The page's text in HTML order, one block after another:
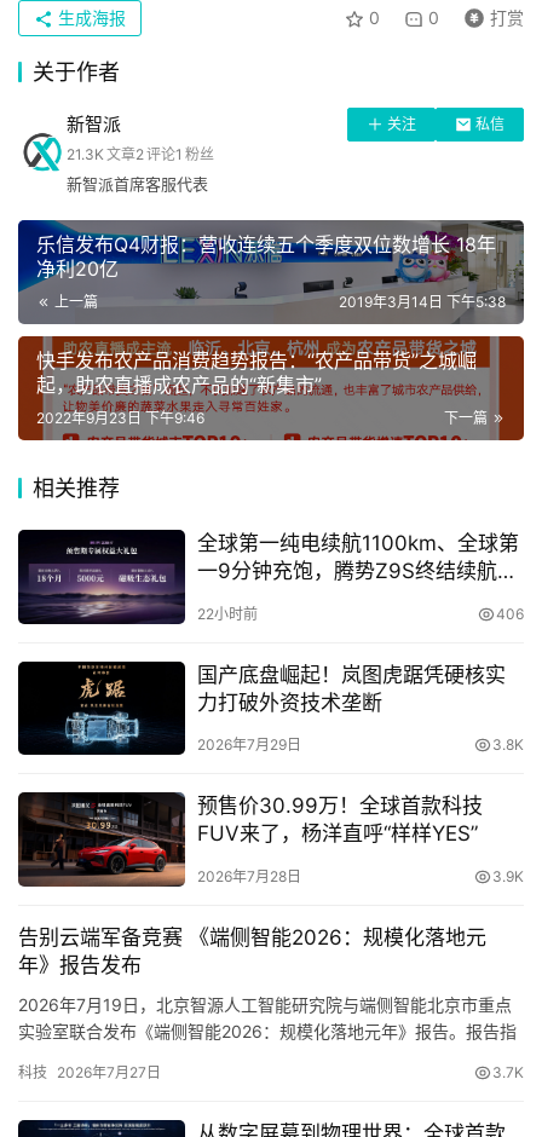
科
机
电
数
汽
车
专
专
题
登录
除此之外，快手还联合惠普以达人的成长故事构建品牌
TVC，通过达人敢于创新、秀出自我、创意无限、突破边界
等背景，对品牌精神进行拆解，为品牌注入更多精神内涵，
让品牌和用户进行精神与情感上的碰撞，形成更深层次的品
牌营销传播。
乐器唱腔与现代科技结合，让彝族民歌非遗文化绽放新魅
小潮作为会做美食的剪辑高手、会唱RAP的画画高手，则是
和惠普星14 Pro同为多线程任务处理专家、“突破边界的全
能高手”。目前，达人视频和品牌TVC在快手站内的总播放
量已突破千万次。
#出手即高手 话题挑战赛，吸引更多普通用户参与活动，通
圈。最终，#出手即高手 话题作品量高达1.5万，播放量突
0 0 打赏
生成海报
关于作者
新智派 关注
私信
21.3K 文章2评论1 粉丝
新智派首席客服代表
乐信发布Q4财报：营收连续五个季度双位数增长 18年
净利20亿
上一篇 2019年3月14日 下午5:38
快手发布农产品消费趋势报告：“农产品带货”之城崛
起，助农直播成农产品的“新集市”
下一篇
2022年9月23日 下午9:46
相关推荐
全球第一纯电续航1100km、全球第
一9分钟充饱，腾势Z9S终结续航焦
22小时前 406
国产底盘崛起！岚图虎踞凭硬核实
力打破外资技术垄断
2026年7月29日 3.8K
预售价30.99万！全球首款科技
FUV来了，杨洋直呼“样样YES”
2026年7月28日 3.9K
告别云端军备竞赛 《端侧智能2026：规模化落地元
年》报告发布
2026年7月19日，北京智源人工智能研究院与端侧智能北京市重点
实验室联合发布《端侧智能2026：规模化落地元年》报告。报告指
结构性跃迁，2026年已成为…
科技 2026年7月27日 3.7K